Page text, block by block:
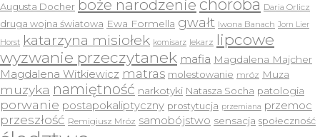
Augusta Docher boże narodzenie choroba Daria Orlicz
druga wojna światowa Ewa Formella gwałt Iwona Banach Jorn Lier
Horst katarzyna misiołek komisarz lekarz lipcowe
wyzwanie przeczytanek mafia Magdalena Majcher
Magdalena Witkiewicz matras molestowanie mróz Muza
muzyka namiętność narkotyki Natasza Socha patologia
porwanie postapokaliptyczny prostytucja przemiana przemoc
przeszłość Remigiusz Mróz samobójstwo sensacja społeczność